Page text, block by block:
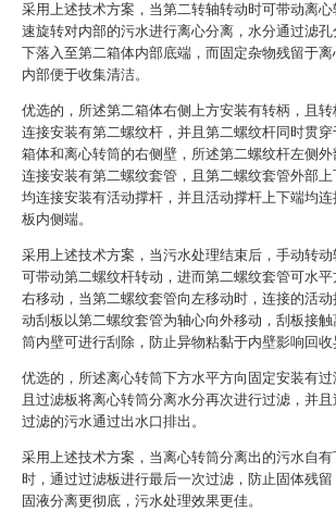
采用上述技术方案，当第二转轴转动时可带动离心
速旋转对内部的污水进行离心分离，水分通过滤孔
下落入至第二箱体内部底端，而固定杂物残留于离
内部便于收集清洁。
优选的，所述第二箱体右侧上方安装有转柄，且转
连接安装有第二螺纹杆，并且第二螺纹杆同时贯穿
箱体和离心转筒的右侧壁，所述第二螺纹杆左侧外
连接安装有第二螺纹套管，且第二螺纹套管外部上
均连接安装有活动撑杆，并且活动撑杆上下端均连
板内侧端。
采用上述技术方案，当污水处理结束后，手动转动
可带动第二螺纹杆转动，进而第二螺纹套管可水平
右移动，当第二螺纹套管向左移动时，连接的活动
动刮板以第二螺纹套管为轴心向外移动，刮板接触
筒内壁可进行刮除，防止异物粘黏于内壁影响回收
优选的，所述离心转筒下方水平方向固定安装有过
且过滤板将离心转筒分离水分再次进行过滤，并且
过滤的污水通过出水口排出。
采用上述技术方案，当离心转筒分离出的污水自有
时，通过过滤板进行最后一次过滤，防止固体残
固液分离更彻底，污水处理效果更佳。